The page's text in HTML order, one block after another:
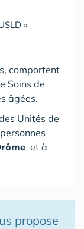
»
comportent
Soins de
âgées.
Unités de
et à
propose